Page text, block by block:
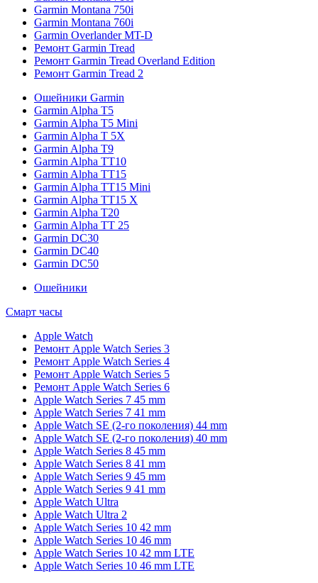
Garmin Montana 750i
Garmin Montana 760i
Garmin Overlander MT-D
Ремонт Garmin Tread
Ремонт Garmin Tread Overland Edition
Ремонт Garmin Tread 2
Ошейники Garmin
Garmin Alpha T5
Garmin Alpha T5 Mini
Garmin Alpha T 5X
Garmin Alpha T9
Garmin Alpha TT10
Garmin Alpha TT15
Garmin Alpha TT15 Mini
Garmin Alpha TT15 X
Garmin Alpha T20
Garmin Alpha TT 25
Garmin DC30
Garmin DC40
Garmin DC50
Ошейники
Смарт часы
Apple Watch
Ремонт Apple Watch Series 3
Ремонт Apple Watch Series 4
Ремонт Apple Watch Series 5
Ремонт Apple Watch Series 6
Apple Watch Series 7 45 mm
Apple Watch Series 7 41 mm
Apple Watch SE (2-го поколения) 44 mm
Apple Watch SE (2-го поколения) 40 mm
Apple Watch Series 8 45 mm
Apple Watch Series 8 41 mm
Apple Watch Series 9 45 mm
Apple Watch Series 9 41 mm
Apple Watch Ultra
Apple Watch Ultra 2
Apple Watch Series 10 42 mm
Apple Watch Series 10 46 mm
Apple Watch Series 10 42 mm LTE
Apple Watch Series 10 46 mm LTE